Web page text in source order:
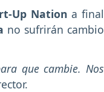
Up Nation a final
no sufrirán cambio
que cambie. Nos